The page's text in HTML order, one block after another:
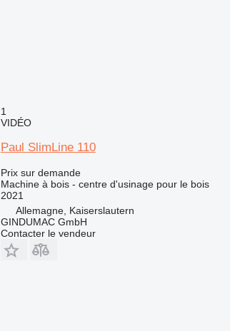
1
VIDÉO
Paul SlimLine 110
Prix sur demande
Machine à bois - centre d'usinage pour le bois
2021
Allemagne, Kaiserslautern
GINDUMAC GmbH
Contacter le vendeur